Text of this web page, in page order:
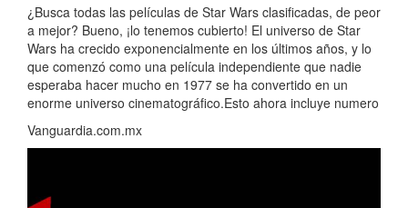
¿Busca todas las películas de Star Wars clasificadas, de peor
a mejor? Bueno, ¡lo tenemos cubierto! El universo de Star
Wars ha crecido exponencialmente en los últimos años, y lo
que comenzó como una película independiente que nadie
esperaba hacer mucho en 1977 se ha convertido en un
enorme universo cinematográfico.Esto ahora incluye numero
Vanguardia.com.mx